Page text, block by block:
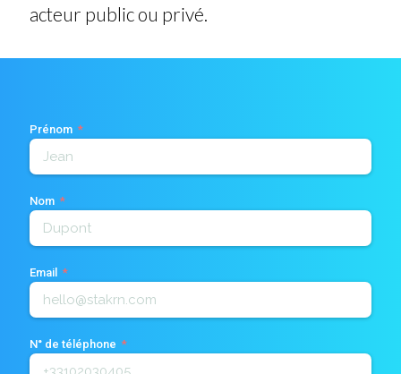
acteur public ou privé.
Prénom
Nom
Email
N° de téléphone